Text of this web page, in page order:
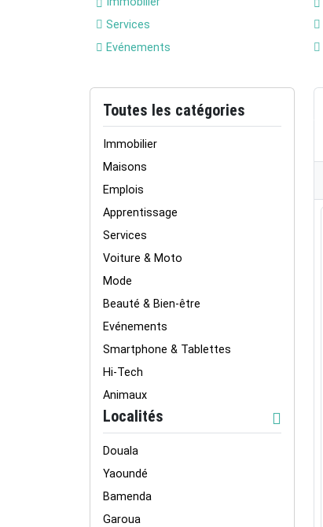
Services
Evénements
Toutes les catégories
Immobilier
Maisons
Emplois
Apprentissage
Services
Voiture & Moto
Mode
Beauté & Bien-être
Evénements
Smartphone & Tablettes
Hi-Tech
Animaux
Localités
Douala
Yaoundé
Bamenda
Garoua